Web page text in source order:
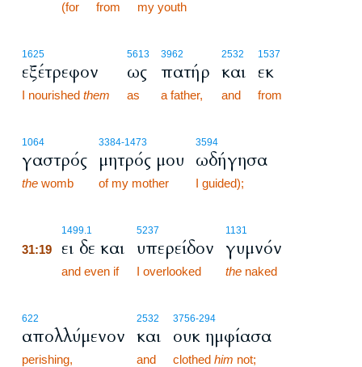
(for from my youth
1625
εξέτρεφον
I nourished them
5613
ως
as
3962
πατήρ
a father,
2532
και
and
1537
εκ
from
1064
γαστρός
the womb
3384-1473
μητρός μου
of my mother
3594
ωδήγησα
I guided);
1499.1
31:19 ει δε και
and even if
5237
υπερείδον
I overlooked
1131
γυμνόν
the naked
622
απολλύμενον
perishing,
2532
και
and
3756-294
ουκ ημφίασα
clothed him not;